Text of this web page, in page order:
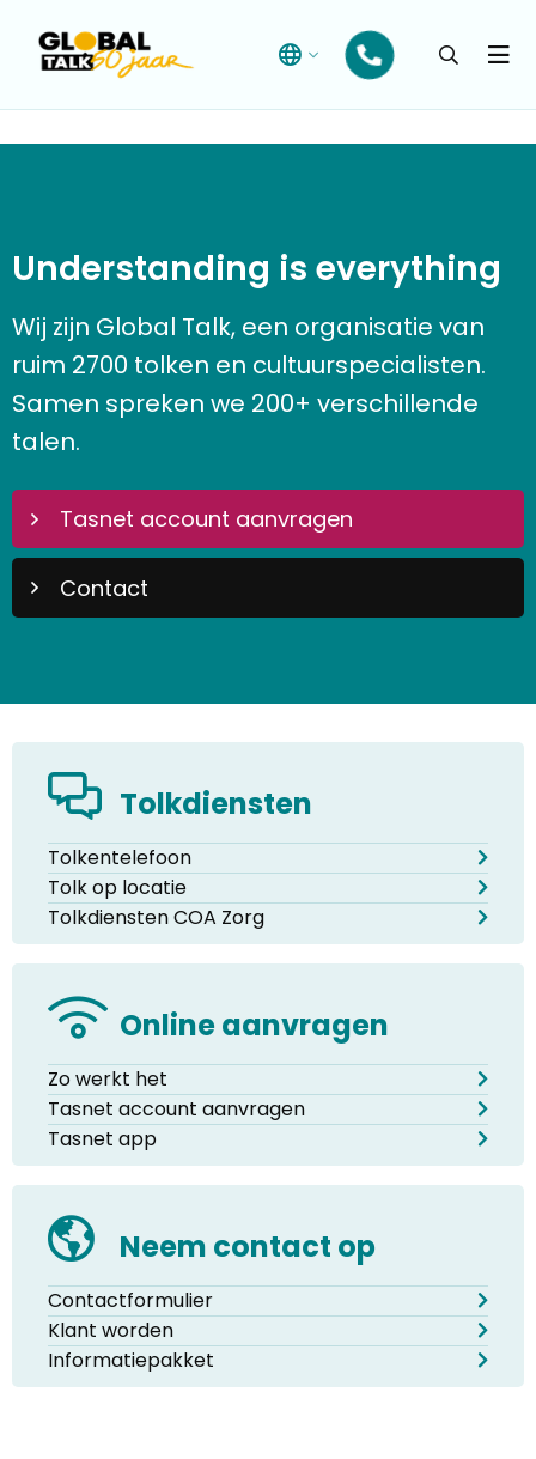
Open
Understanding is everything
Wij zijn Global Talk, een organisatie van
ruim 2700 tolken en cultuurspecialisten.
Samen spreken we 200+ verschillende
talen.
Tasnet account aanvragen
Contact
Tolkdiensten
Tolkentelefoon
Tolk op locatie
Tolkdiensten COA Zorg
Online aanvragen
Zo werkt het
Tasnet account aanvragen
Tasnet app
Neem contact op
Contactformulier
Klant worden
Informatiepakket